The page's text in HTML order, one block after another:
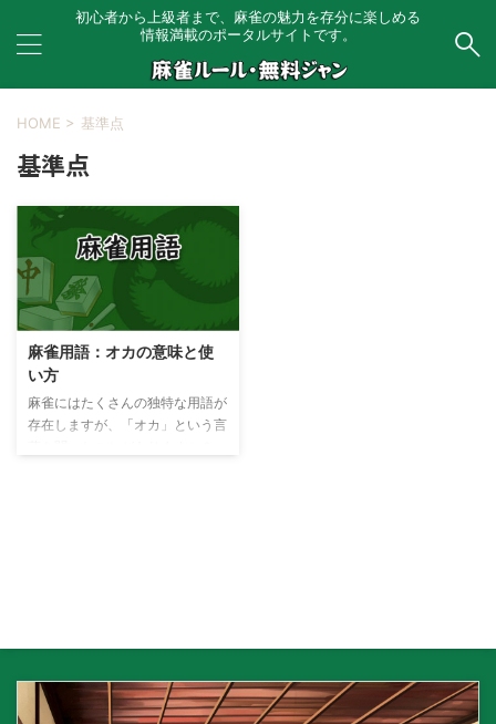
初心者から上級者まで、麻雀の魅力を存分に楽しめる
情報満載のポータルサイトです。
HOME > 基準点
基準点
麻雀用語：オカの意味と使
い方
麻雀にはたくさんの独特な用語が
存在しますが、「オカ」という言
は対局開始時に各プレイヤーに配
ムの進行によって得られる点数が
増減します。 オカの計算方法 対